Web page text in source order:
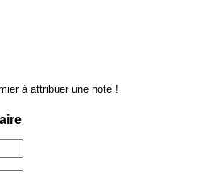
à attribuer une note !